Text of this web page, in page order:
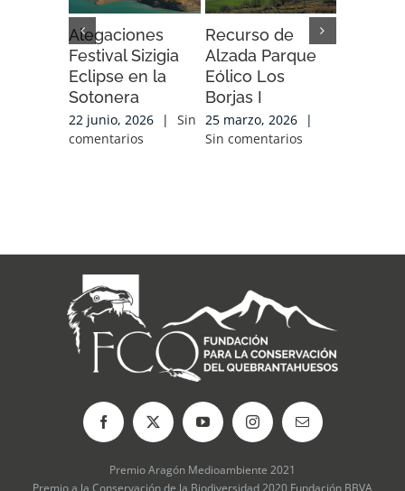
Alegaciones
Festival Sizigia
Eclipse en la
Sotonera
22 junio, 2026 |
Sin
comentarios
Recurso de
Alzada Parque
Eólico Los
Borjas I
25 marzo, 2026
|
Sin comentarios
Premio Aragón Medioambiente 2021